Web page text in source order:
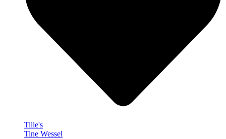
Tille's
Tine Wessel